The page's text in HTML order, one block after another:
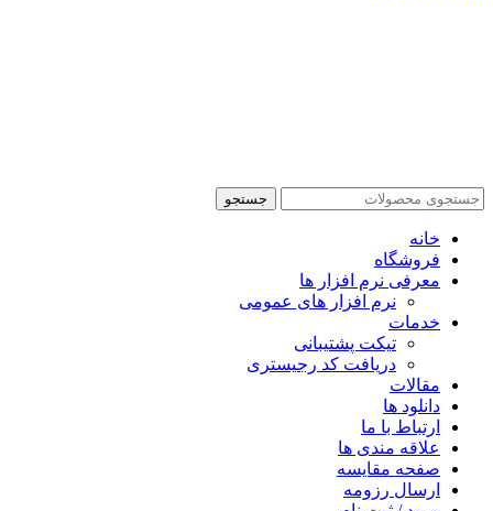
جستجو
خانه
فروشگاه
معرفی نرم افزار ها
نرم افزار های عمومی
خدمات
تیکت پشتیبانی
دریافت کد رجیستری
مقالات
دانلود ها
ارتباط با ما
علاقه مندی ها
صفحه مقایسه
ارسال رزومه